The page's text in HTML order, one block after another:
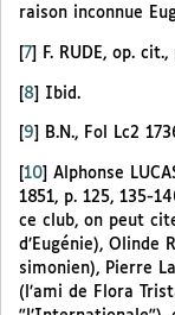
raison inconnue
7 F. RUDE, op. cit.,
[8] Ibid.
9 B.N., Fol Lc2
[10] Alphonse
1851, p. 125, 135-
ce club, on peut
d’Eugénie), Olinde
simonien), Pierre
(l’ami de Flora